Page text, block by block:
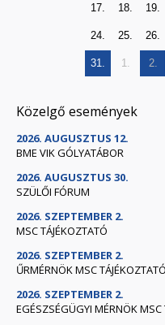
17. 18. 19.
24. 25. 26.
31. 1. 2.
Közelgő események
2026. AUGUSZTUS 12.
BME VIK GÓLYATÁBOR
2026. AUGUSZTUS 30.
SZÜLŐI FÓRUM
2026. SZEPTEMBER 2.
MSC TÁJÉKOZTATÓ
2026. SZEPTEMBER 2.
ŰRMÉRNÖK MSC TÁJÉKOZTATÓ
2026. SZEPTEMBER 2.
EGÉSZSÉGÜGYI MÉRNÖK MSC